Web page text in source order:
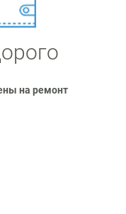
на ремонт